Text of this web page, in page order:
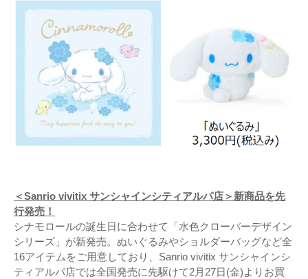
＜Sanrio vivitix サンシャインシティアルパ店＞新商品を先
行発売！
シナモロールの誕生日に合わせて「水色クローバーデザイン
シリーズ」が新発売。ぬいぐるみやショルダーバッグなど全
16アイテムをご用意しており、Sanrio vivitix サンシャインシ
ティアルパ店では全国発売に先駆けて2月27日(金)よりお買